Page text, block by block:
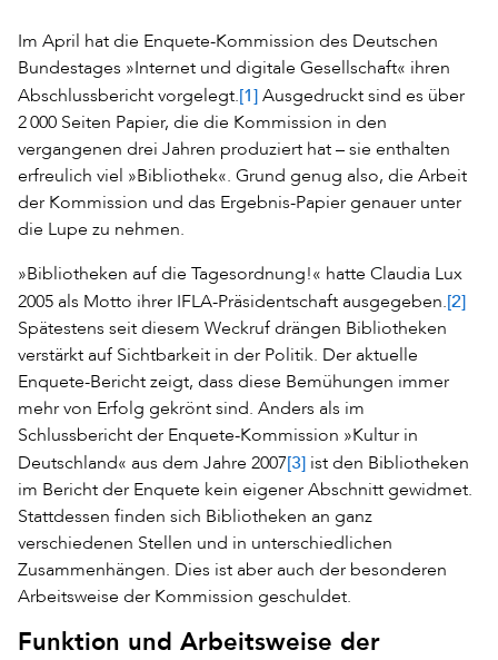
Im April hat die Enquete-Kommission des Deutschen
Bundestages »Internet und digitale Gesellschaft« ihren
Abschlussbericht vorgelegt.[1] Ausgedruckt sind es über
2 000 Seiten Papier, die die Kommission in den
vergangenen drei Jahren produziert hat – sie enthalten
erfreulich viel »Bibliothek«. Grund genug also, die Arbeit
der Kommission und das Ergebnis-Papier genauer unter
die Lupe zu nehmen.
»Bibliotheken auf die Tagesordnung!« hatte Claudia Lux
2005 als Motto ihrer IFLA-Präsidentschaft ausgegeben.[2]
Spätestens seit diesem Weckruf drängen Bibliotheken
verstärkt auf Sichtbarkeit in der Politik. Der aktuelle
Enquete-Bericht zeigt, dass diese Bemühungen immer
mehr von Erfolg gekrönt sind. Anders als im
Schlussbericht der Enquete-Kommission »Kultur in
Deutschland« aus dem Jahre 2007[3] ist den Bibliotheken
im Bericht der Enquete kein eigener Abschnitt gewidmet.
Stattdessen finden sich Bibliotheken an ganz
verschiedenen Stellen und in unterschiedlichen
Zusammenhängen. Dies ist aber auch der besonderen
Arbeitsweise der Kommission geschuldet.
Funktion und Arbeitsweise der